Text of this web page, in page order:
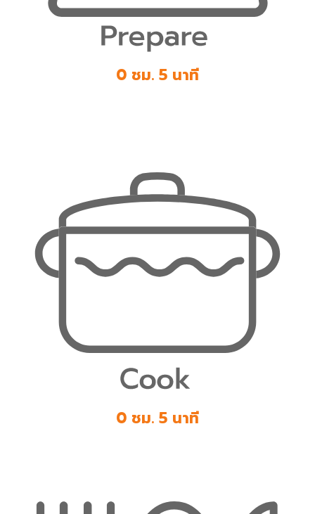
0 ชม. 5 นาที
0 ชม. 5 นาที